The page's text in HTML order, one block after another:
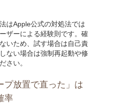
はApple公式の対処法では
ザーによる経験則です。確
いため、試す場合は自己責
ない場合は強制再起動や修
さい。
プ放置で直った」は
率